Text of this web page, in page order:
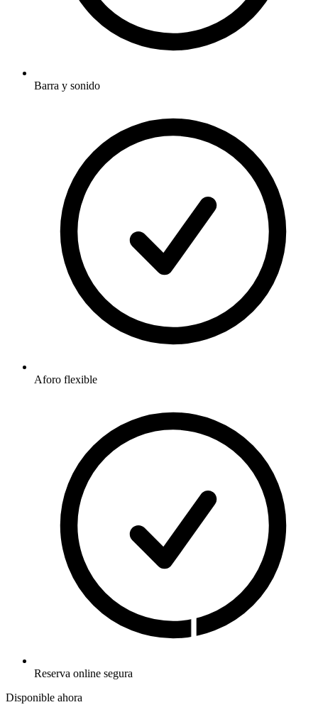
Barra y sonido
Aforo flexible
Reserva online segura
Disponible ahora